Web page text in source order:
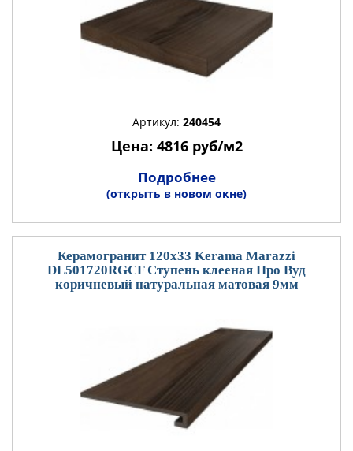
Артикул: 240454
Цена: 4816 руб/м2
Подробнее
(открыть в новом окне)
Керамогранит 120x33 Kerama Marazzi
DL501720RGCF Ступень клееная Про Вуд
коричневый натуральная матовая 9мм